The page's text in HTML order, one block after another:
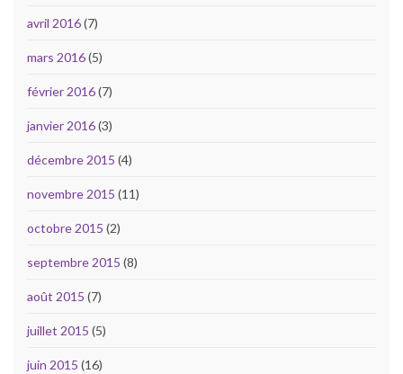
avril 2016(7)
mars 2016(5)
février 2016(7)
janvier 2016(3)
décembre 2015 (4)
novembre 2015 (11)
octobre 2015 (2)
septembre 2015 (8)
août 2015 (7)
juillet 2015 (5)
juin 2015 (16)